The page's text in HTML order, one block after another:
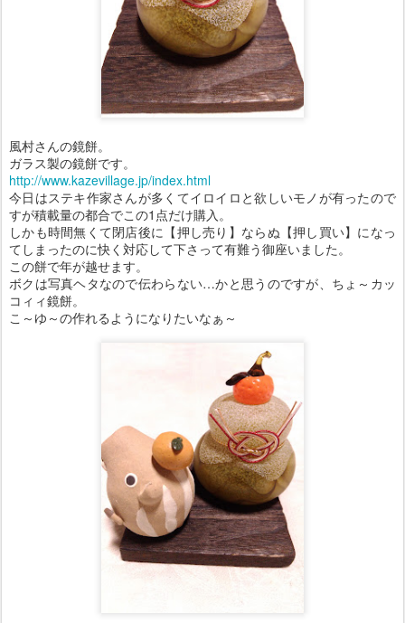
風村さんの鏡餅。
ガラス製の鏡餅です。
http://www.kazevillage.jp/index.html
今日はステキ作家さんが多くてイロイロと欲しいモノが有ったので
すが積載量の都合でこの1点だけ購入。
しかも時間無くて閉店後に【押し売り】ならぬ【押し買い】になっ
てしまったのに快く対応して下さって有難う御座いました。
この餅で年が越せます。
ボクは写真ヘタなので伝わらない…かと思うのですが、ちょ～カッ
コィィ鏡餅。
こ～ゆ～の作れるようになりたいなぁ～